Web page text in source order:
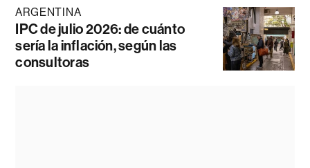
ARGENTINA
IPC de julio 2026: de cuánto
sería la inflación, según las
consultoras